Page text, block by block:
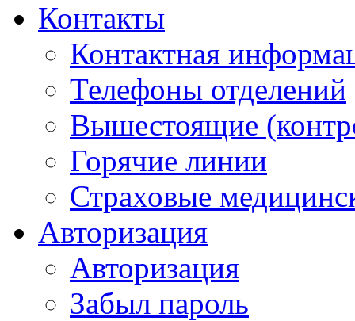
Контакты
Контактная
Телефоны отделений
Вышестоящие
Горячие линии
Страховые
Авторизация
Авторизация
Забыл пароль